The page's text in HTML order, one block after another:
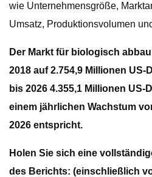
wie Unternehmensgröße,
Umsatz, Produktionsvolumen
Der Markt für biologisch
2018 auf 2.754,9 Millionen US-
bis 2026 4.355,1 Millionen US-
einem jährlichen Wachstum
2026 entspricht.
Holen Sie sich eine
des Berichts: (einschließlich